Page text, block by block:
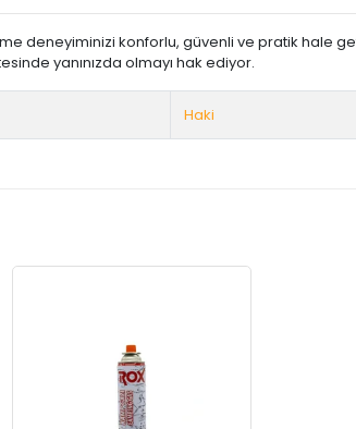
deneyiminizi konforlu, güvenli ve pratik hale
yanınızda olmayı hak ediyor.
Haki